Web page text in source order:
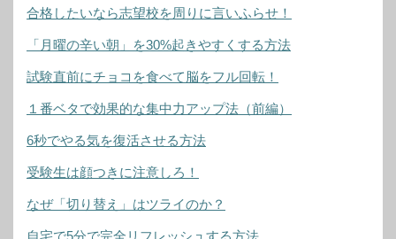
合格したいなら志望校を周りに言いふらせ！
「月曜の辛い朝」を30%起きやすくする方法
試験直前にチョコを食べて脳をフル回転！
１番ベタで効果的な集中力アップ法（前編）
6秒でやる気を復活させる方法
受験生は顔つきに注意しろ！
なぜ「切り替え」はツライのか？